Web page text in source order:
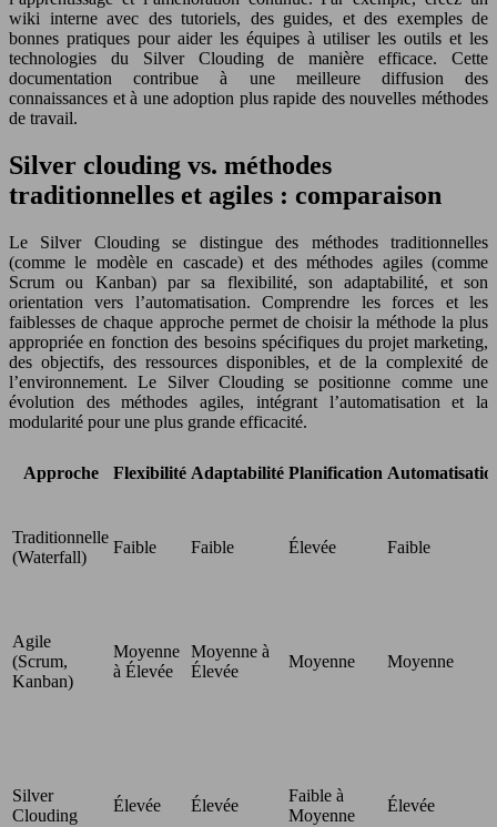
wiki interne avec des tutoriels, des guides, et des exemples de
bonnes pratiques pour aider les équipes à utiliser les outils et les
technologies du Silver Clouding de manière efficace. Cette
documentation contribue à une meilleure diffusion des
connaissances et à une adoption plus rapide des nouvelles méthodes
de travail.
Silver clouding vs. méthodes
traditionnelles et agiles : comparaison
Le Silver Clouding se distingue des méthodes traditionnelles
(comme le modèle en cascade) et des méthodes agiles (comme
Scrum ou Kanban) par sa flexibilité, son adaptabilité, et son
orientation vers l’automatisation. Comprendre les forces et les
faiblesses de chaque approche permet de choisir la méthode la plus
appropriée en fonction des besoins spécifiques du projet marketing,
des objectifs, des ressources disponibles, et de la complexité de
l’environnement. Le Silver Clouding se positionne comme une
évolution des méthodes agiles, intégrant l’automatisation et la
modularité pour une plus grande efficacité.
Approche Flexibilité Adaptabilité Planification
Traditionnelle
(Waterfall)
Faible Faible Élevée Faible
Agile
(Scrum,
Kanban)
Moyenne
à Élevée
Moyenne à
Élevée
Moyenne Moyenne
Silver
Clouding
Élevée Élevée
Faible à
Moyenne
Élevée